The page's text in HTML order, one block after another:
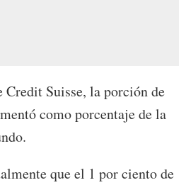
Credit Suisse, la porción de
como porcentaje de la
que el 1 por ciento de